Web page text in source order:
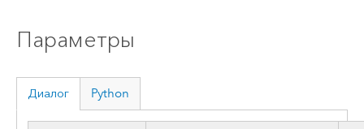
Параметры
Диалог Python